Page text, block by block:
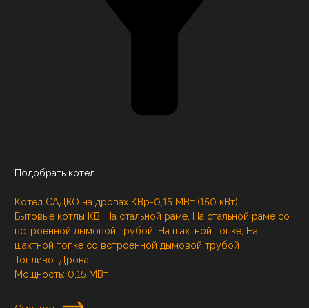
Подобрать котел
Котел САДКО на дровах КВр-0,15 МВт (150 кВт)
Бытовые котлы КВ, На стальной раме, На стальной раме со
встроенной дымовой трубой, На шахтной топке, На
шахтной топке со встроенной дымовой трубой
Топливо: Дрова
Мощность: 0,15 МВт